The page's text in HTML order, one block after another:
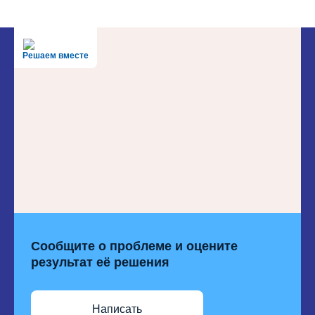
Решаем вместе
Сообщите о проблеме и оцените
результат её решения
Написать